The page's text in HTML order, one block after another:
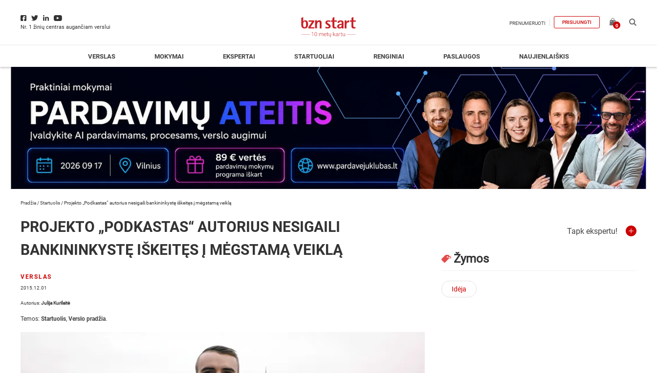
Nr. 1 žinių centras augančiam verslui
PRENUMERUOTI PRISIJUNGTI
0
VERSLAS MOKYMAI EKSPERTAI STARTUOLIAI RENGINIAI PASLAUGOS NAUJIENLAIŠKIS
Pradžia /Startuolis /Projekto „Podkastas“ autorius nesigaili bankininkystę iškeitęs į mėgstamą veiklą
PROJEKTO „PODKASTAS“ AUTORIUS NESIGAILI
BANKININKYSTĘ IŠKEITĘS Į MĖGSTAMĄ VEIKLĄ
VERSLAS
2015.12.01
Autorius:Julija Kurilaitė
Temos: Startuolis, Verslo pradžia.
Tapk ekspertu!
Žymos
Idėja